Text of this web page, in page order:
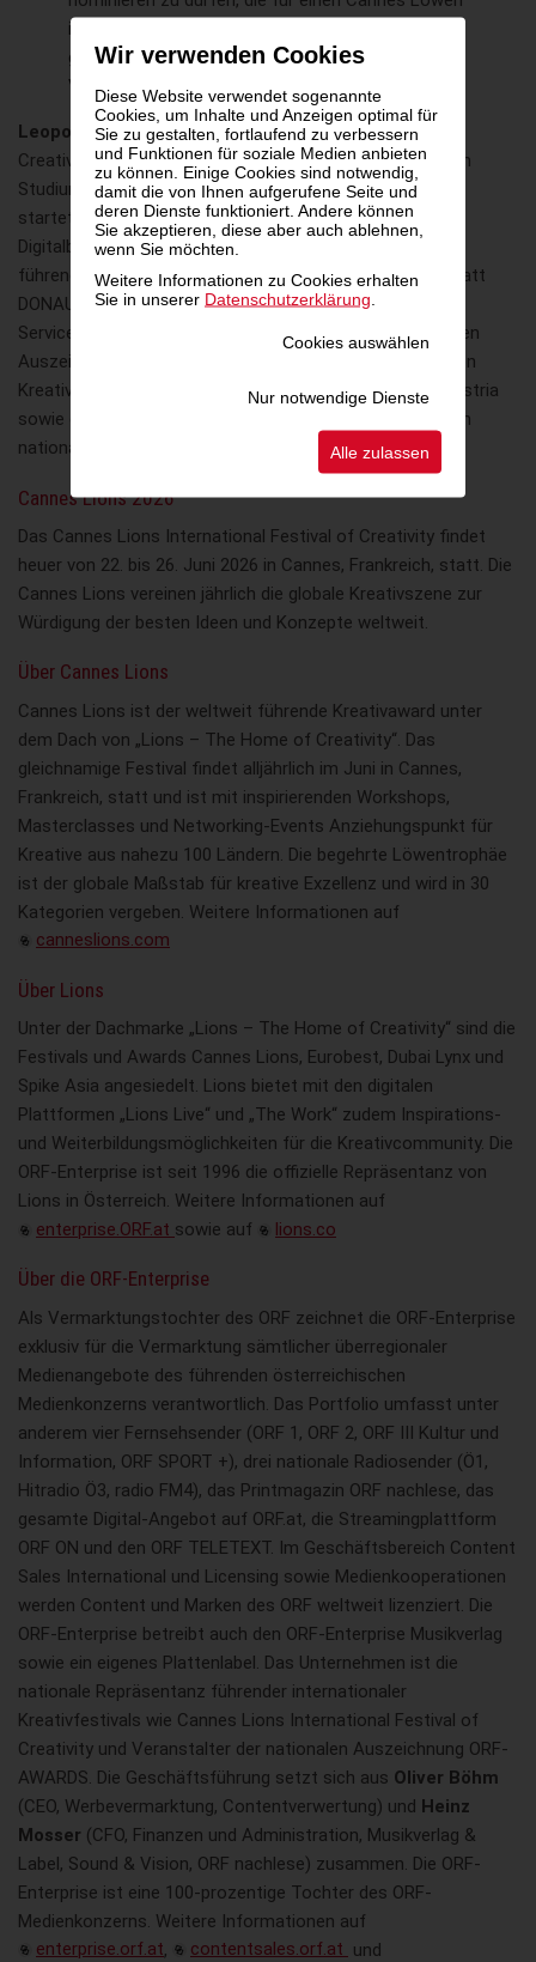
Wir verwenden Cookies
Diese Website verwendet sogenannte
Cookies, um Inhalte und Anzeigen optimal für
Sie zu gestalten, fortlaufend zu verbessern
und Funktionen für soziale Medien anbieten
zu können. Einige Cookies sind notwendig,
damit die von Ihnen aufgerufene Seite und
deren Dienste funktioniert. Andere können
Sie akzeptieren, diese aber auch ablehnen,
wenn Sie möchten.
Weitere Informationen zu Cookies erhalten
Sie in unserer Datenschutzerklärung
Cookies auswählen
Nur notwendige Dienste
Alle zulassen
in der Kategorie Outdoor infrage kommen, ist eine
große Ehre und natürlich eine große
Verantwortung“, sagt
Leopold Kreczy.
Leopold Kreczyist Head of Creative Performance und
Creative Director bei Wien Nord Serviceplan. Nach seinem
Studium in Advertising & Brand Management in England
startete er seine Karriere auf Agenturseite als Texter im
Digitalbereich. Im Laufe seiner Karriere arbeitete er bei
führenden Agenturen in Österreich, darunter Jung von Matt
DONAU, Young & Rubicam, Wien Nord, Heimat Wien und
Serviceplan. Mit zahlreichen nationalen und internationalen
Auszeichnungen zählt er zu den vielfach ausgezeichneten
Kreativen des Landes. Er ist Mitglied des Creativ Club Austria
sowie des Art Directors Club of Europe und regelmäßig in
nationalen und internationalen Jurys vertreten.
Cannes Lions 2026
Das Cannes Lions International Festival of Creativity findet
heuer von 22. bis 26. Juni 2026 in Cannes, Frankreich, statt. Die
Cannes Lions vereinen jährlich die globale Kreativszene zur
Würdigung der besten Ideen und Konzepte weltweit.
Über Cannes Lions
Cannes Lions ist der weltweit führende Kreativaward unter
dem Dach von „Lions – The Home of Creativity“. Das
gleichnamige Festival findet alljährlich im Juni in Cannes,
Frankreich, statt und ist mit inspirierenden Workshops,
Masterclasses und Networking-Events Anziehungspunkt für
Kreative aus nahezu 100 Ländern. Die begehrte Löwentrophäe
ist der globale Maßstab für kreative Exzellenz und wird in 30
Kategorien vergeben. Weitere Informationen auf
canneslions.com
Über Lions
Unter der Dachmarke „Lions – The Home of Creativity“ sind die
Festivals und Awards Cannes Lions, Eurobest, Dubai Lynx und
Spike Asia angesiedelt. Lions bietet mit den digitalen
Plattformen „Lions Live“ und „The Work“ zudem Inspirations-
und Weiterbildungsmöglichkeiten für die Kreativcommunity. Die
ORF-Enterprise ist seit 1996 die offizielle Repräsentanz von
Lions in Österreich. Weitere Informationen auf
enterprise.ORF.at sowie auf lions.co
Über die ORF-Enterprise
Als Vermarktungstochter des ORF zeichnet die ORF-Enterprise
exklusiv für die Vermarktung sämtlicher überregionaler
Medienangebote des führenden österreichischen
Medienkonzerns verantwortlich. Das Portfolio umfasst unter
anderem vier Fernsehsender (ORF 1, ORF 2, ORF III Kultur und
Information, ORF SPORT +), drei nationale Radiosender (Ö1,
Hitradio Ö3, radio FM4), das Printmagazin ORF nachlese, das
gesamte Digital-Angebot auf ORF.at, die Streamingplattform
ORF ON und den ORF TELETEXT. Im Geschäftsbereich Content
Sales International und Licensing sowie Medienkooperationen
werden Content und Marken des ORF weltweit lizenziert. Die
ORF-Enterprise betreibt auch den ORF-Enterprise Musikverlag
sowie ein eigenes Plattenlabel. Das Unternehmen ist die
nationale Repräsentanz führender internationaler
Kreativfestivals wie Cannes Lions International Festival of
Creativity und Veranstalter der nationalen Auszeichnung ORF-
AWARDS. Die Geschäftsführung setzt sich aus Oliver Böhm
(CEO, Werbevermarktung, Contentverwertung) und Heinz
Mosser (CFO, Finanzen und Administration, Musikverlag &
Label, Sound & Vision, ORF nachlese) zusammen. Die ORF-
Enterprise ist eine 100-prozentige Tochter des ORF-
Medienkonzerns. Weitere Informationen auf
enterprise.orf.at, contentsales.orf.at und